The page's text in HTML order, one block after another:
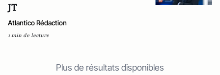
JT
Atlantico Rédaction
1 min de lecture
Plus de résultats disponibles